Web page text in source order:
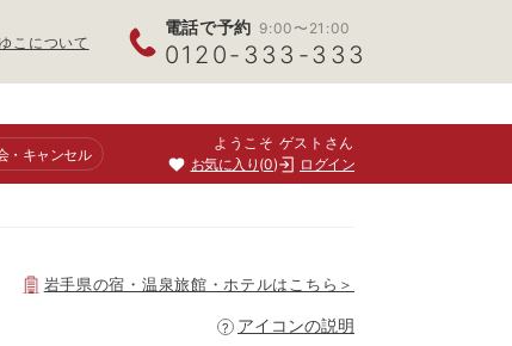
こについて
電話で予約 9:00〜21:00
0120-333-333
・キャンセル
ようこそ ゲストさん
お気に入り 0 ログイン
岩手県の宿・温泉旅館・ホテルはこちら＞
アイコンの説明